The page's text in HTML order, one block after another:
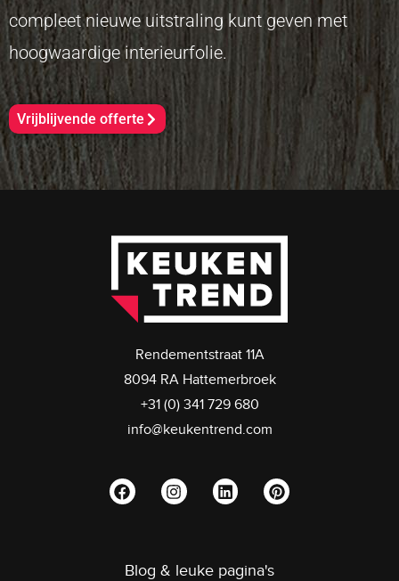
compleet nieuwe uitstraling kunt geven met
hoogwaardige interieurfolie.
Vrijblijvende offerte
Rendementstraat 11A
8094 RA Hattemerbroek
+31 (0) 341 729 680
info@keukentrend.com
Blog & leuke pagina's